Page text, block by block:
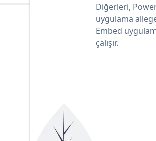
Diğerleri,
uygulama
Embed
çalışır.